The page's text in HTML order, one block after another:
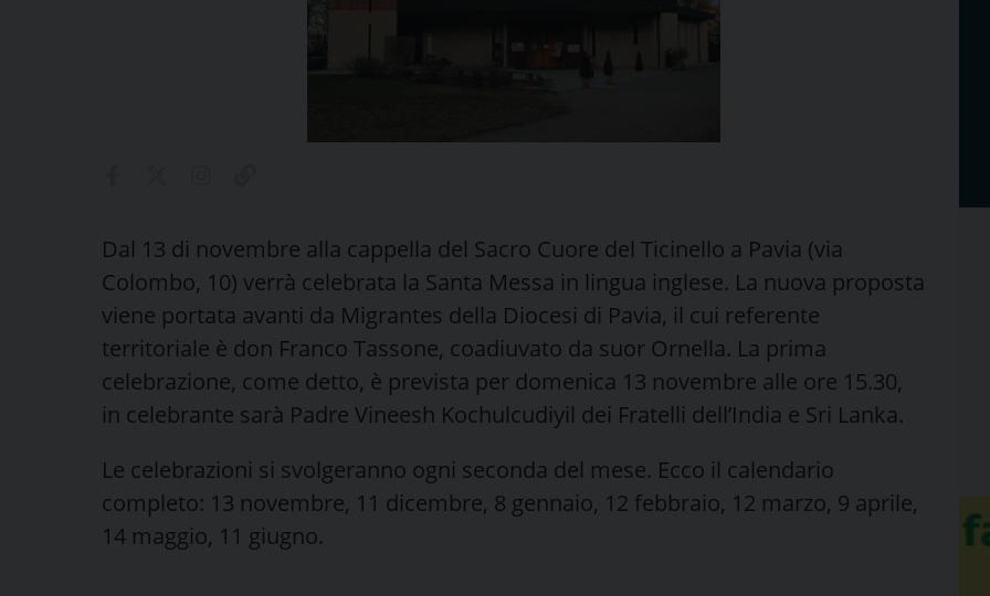
Dal 13 di novembre alla cappella del Sacro Cuore del Ticinello a Pavia (via
Colombo, 10) verrà celebrata la Santa Messa in lingua inglese. La nuova proposta
viene portata avanti da Migrantes della Diocesi di Pavia, il cui referente
territoriale è don Franco Tassone, coadiuvato da suor Ornella. La prima
celebrazione, come detto, è prevista per domenica 13 novembre alle ore 15.30,
in celebrante sarà Padre Vineesh Kochulcudiyil dei Fratelli dell’India e Sri Lanka.
Le celebrazioni si svolgeranno ogni seconda del mese. Ecco il calendario
completo: 13 novembre, 11 dicembre, 8 gennaio, 12 febbraio, 12 marzo, 9 aprile,
14 maggio, 11 giugno.